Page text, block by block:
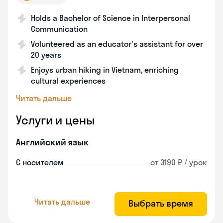
Holds a Bachelor of Science in Interpersonal
Communication
Volunteered as an educator's assistant for over
20 years
Enjoys urban hiking in Vietnam, enriching
cultural experiences
Читать дальше
Услуги и цены
Английский язык
С носителем от 3190 ₽ / урок
Читать дальше Выбрать время